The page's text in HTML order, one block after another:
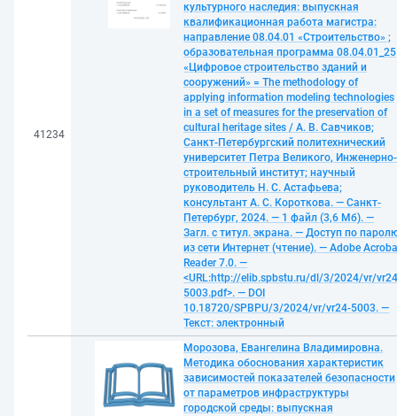
41234
культурного наследия: выпускная
квалификационная работа магистра:
направление 08.04.01 «Строительство» ;
образовательная программа 08.04.01_25
«Цифровое строительство зданий и
сооружений» = The methodology of
applying information modeling technologies
in a set of measures for the preservation of
cultural heritage sites / А. В. Савчиков;
Санкт-Петербургский политехнический
университет Петра Великого, Инженерно-
строительный институт; научный
руководитель Н. С. Астафьева;
консультант А. С. Короткова. — Санкт-
Петербург, 2024. — 1 файл (3,6 Мб). —
Загл. с титул. экрана. — Доступ по
из сети Интернет (чтение). — Adobe
Reader 7.0. —
<URL:http://elib.spbstu.ru/dl/3/2024/vr/
5003.pdf>. — DOI
10.18720/SPBPU/3/2024/vr/vr24-5003. —
Текст: электронный
Морозова, Евангелина Владимировна.
Методика обоснования характеристик
зависимостей показателей безопасности
от параметров инфраструктуры
городской среды: выпускная